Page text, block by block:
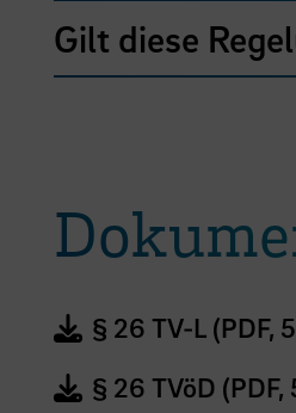
Gilt diese
§ 26 TV-L (PDF,
§ 26 TVöD